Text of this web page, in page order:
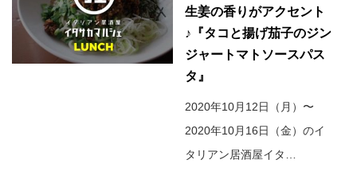
生姜の香りがアクセント
♪『タコと揚げ茄子のジン
ジャートマトソースパス
タ』
2020年10月12日（月）〜
2020年10月16日（金）のイ
タリアン居酒屋イタ…